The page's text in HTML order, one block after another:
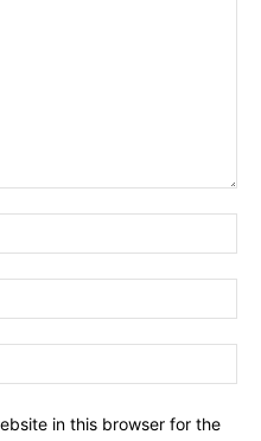
in this browser for the